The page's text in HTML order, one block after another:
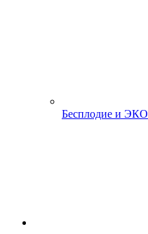
Бесплодие и ЭКО